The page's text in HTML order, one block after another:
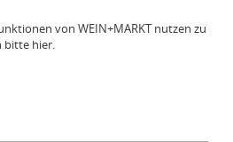
von WEIN+MARKT nutzen zu
bitte hier.